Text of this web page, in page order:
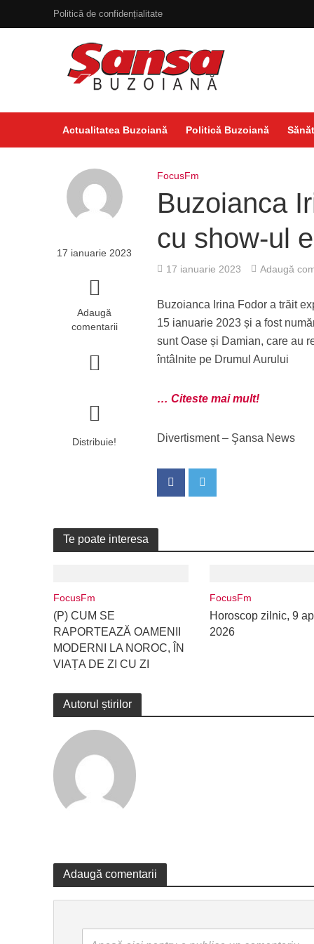
Politică de confidențialitate
Actualitatea Buzoiană Politică Buzoiană
17 ianuarie 2023
Adaugă
comentarii
Distribuie!
FocusFm
Buzoianca
cu show-ul
17 ianuarie 2023 Adaugă
Buzoianca Irina Fodor a trăit
15 ianuarie 2023 și a fost
sunt Oase și Damian, care au
întâlnite pe Drumul Aurului
… Citeste mai mult!
Divertisment – Şansa News
Te poate interesa
FocusFm
(P) CUM SE
RAPORTEAZĂ OAMENII
MODERNI LA NOROC, ÎN
VIAȚA DE ZI CU ZI
FocusFm
Horoscop zilnic, 9
2026
Autorul știrilor
Adaugă comentarii